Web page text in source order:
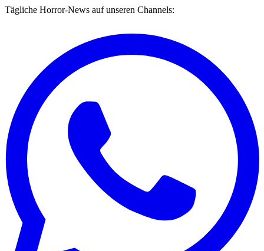
Tägliche Horror-News auf unseren Channels: